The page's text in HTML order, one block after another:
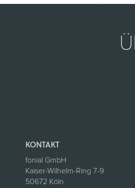
KONTAKT
fonial GmbH
Kaiser-Wilhelm-Ring 7-9
50672 Köln